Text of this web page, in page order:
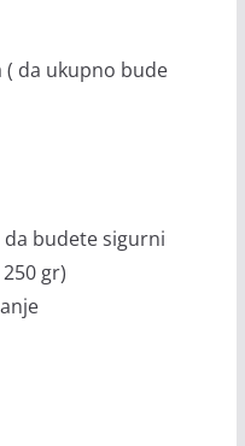
( da ukupno bude
da budete sigurni
gr)